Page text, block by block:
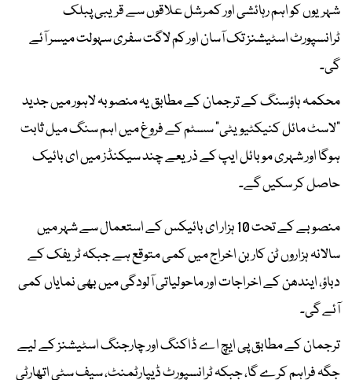
شہریوں کو اہم رہائشی اور کمرشل علاقوں سے قریبی پبلک
ٹرانسپورٹ اسٹیشنز تک آسان اور کم لاگت سفری سہولت میسر آئے
گی۔
محکمہ ہاؤسنگ کے ترجمان کے مطابق یہ منصوبہ لاہور میں جدید
"لاسٹ مائل کنیکٹیویٹی" سسٹم کے فروغ میں اہم سنگ میل ثابت
ہوگا اور شہری موبائل ایپ کے ذریعے چند سیکنڈز میں ای بائیک
حاصل کر سکیں گے۔
منصوبے کے تحت 10 ہزار ای بائیکس کے استعمال سے شہر میں
سالانہ ہزاروں ٹن کاربن اخراج میں کمی متوقع ہے جبکہ ٹریفک کے
دباؤ، ایندھن کے اخراجات اور ماحولیاتی آلودگی میں بھی نمایاں کمی
آئے گی۔
ترجمان کے مطابق پی ایچ اے ڈاکنگ اور چارجنگ اسٹیشنز کے لیے
جگہ فراہم کرے گا، جبکہ ٹرانسپورٹ ڈیپارٹمنٹ، سیف سٹی اتھارٹی